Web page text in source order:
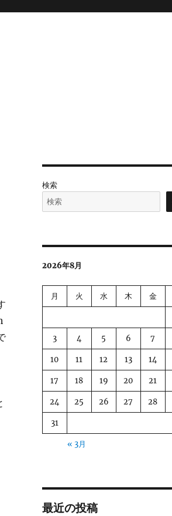
検索
2026年8月
月 火 水 木 金
3 4 5 6 7
10 11 12 13 14
17 18 19 20 21
24 25 26 27 28
31
« 3月
最近の投稿